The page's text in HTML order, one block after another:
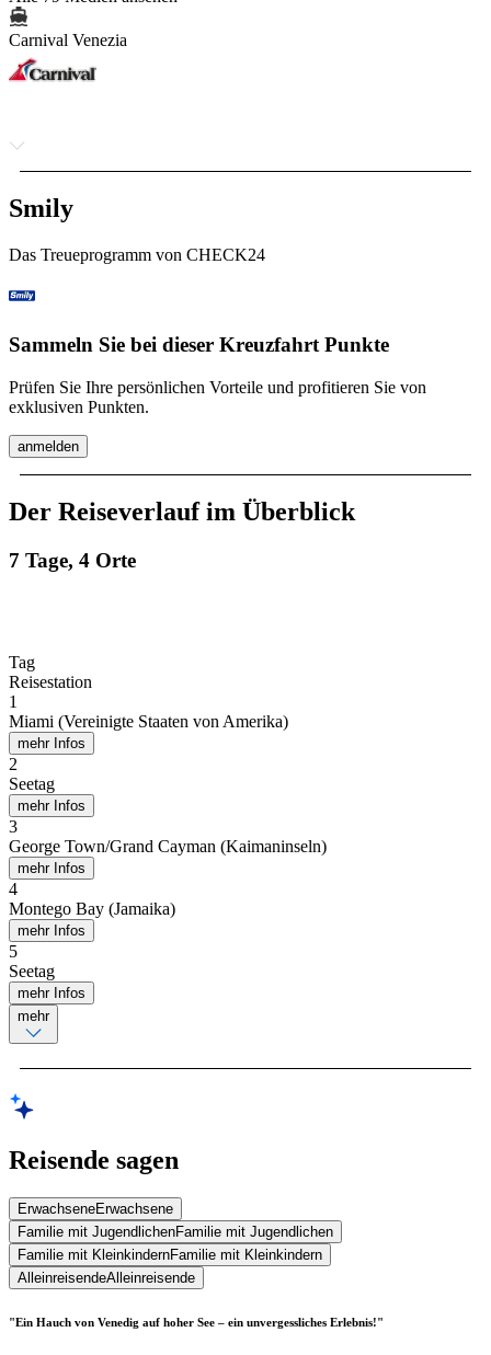
Carnival Venezia
Smily
Das Treueprogramm von CHECK24
Sammeln Sie bei dieser Kreuzfahrt Punkte
Prüfen Sie Ihre persönlichen Vorteile und profitieren Sie von
exklusiven Punkten.
anmelden
Der Reiseverlauf im Überblick
7 Tage, 4 Orte
Tag
Reisestation
1
Miami (Vereinigte Staaten von Amerika)
mehr Infos
2
Seetag
mehr Infos
3
George Town/Grand Cayman (Kaimaninseln)
mehr Infos
4
Montego Bay (Jamaika)
mehr Infos
5
Seetag
mehr Infos
mehr
Reisende sagen
ErwachseneErwachsene
Familie mit JugendlichenFamilie mit Jugendlichen
Familie mit KleinkindernFamilie mit Kleinkindern
AlleinreisendeAlleinreisende
"Ein Hauch von Venedig auf hoher See – ein unvergessliches Erlebnis!"